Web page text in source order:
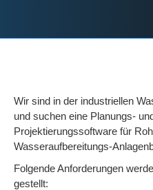
Wir sind in der industriellen
und suchen eine Planungs-
Projektierungssoftware für
Wasseraufbereitungs-
Folgende Anforderungen
gestellt: